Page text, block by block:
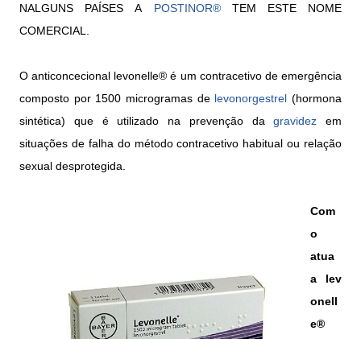
NALGUNS PAÍSES A POSTINOR®TEM ESTE NOME
COMERCIAL.
O anticoncecional levonelle® é um contracetivo de emergência
composto por 1500 microgramas de levonorgestrel (hormona
sintética) que é utilizado na prevenção dagravidez em
situações de falha do método contracetivo habitual ou relação
sexual desprotegida.
Com
o
atua
a lev
onell
e®